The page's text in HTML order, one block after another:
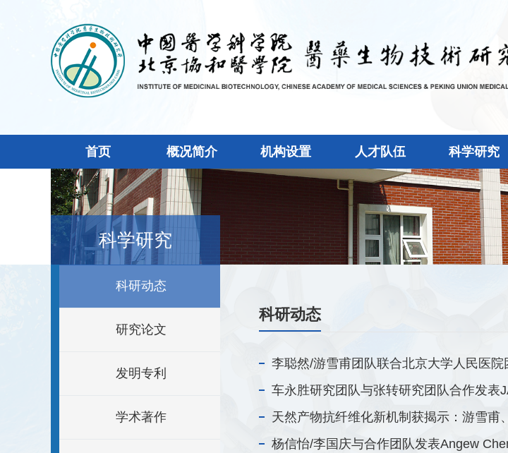
首页 概况简介 机构设置 人才队伍 科学研究
科学研究
科研动态
研究论文
发明专利
学术著作
科研动态
李聪然/游雪甫团队联合北京大学人民医
车永胜研究团队与张转研究团队合作发表
天然产物抗纤维化新机制获揭示：游雪甫
杨信怡/李国庆与合作团队发表Angew